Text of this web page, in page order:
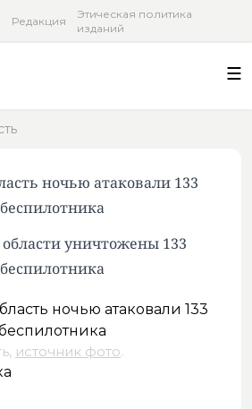
Редакция
Этическая политика
изданий
ночью атаковали 133
беспилотника
уничтожены 133
беспилотника
источник фото.